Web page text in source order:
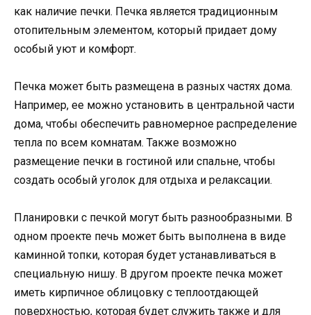
как наличие печки. Печка является традиционным
отопительным элементом, который придает дому
особый уют и комфорт.
Печка может быть размещена в разных частях дома.
Например, ее можно установить в центральной части
дома, чтобы обеспечить равномерное распределение
тепла по всем комнатам. Также возможно
размещение печки в гостиной или спальне, чтобы
создать особый уголок для отдыха и релаксации.
Планировки с печкой могут быть разнообразными. В
одном проекте печь может быть выполнена в виде
каминной топки, которая будет устанавливаться в
специальную нишу. В другом проекте печка может
иметь кирпичное облицовку с теплоотдающей
поверхностью, которая будет служить также и для